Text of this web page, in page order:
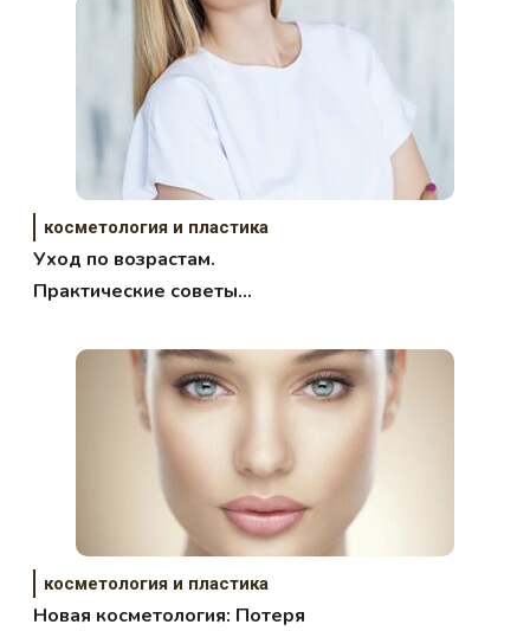
косметология и пластика
Уход по возрастам.
Практические советы
косметология и пластика
Новая косметология: Потеря